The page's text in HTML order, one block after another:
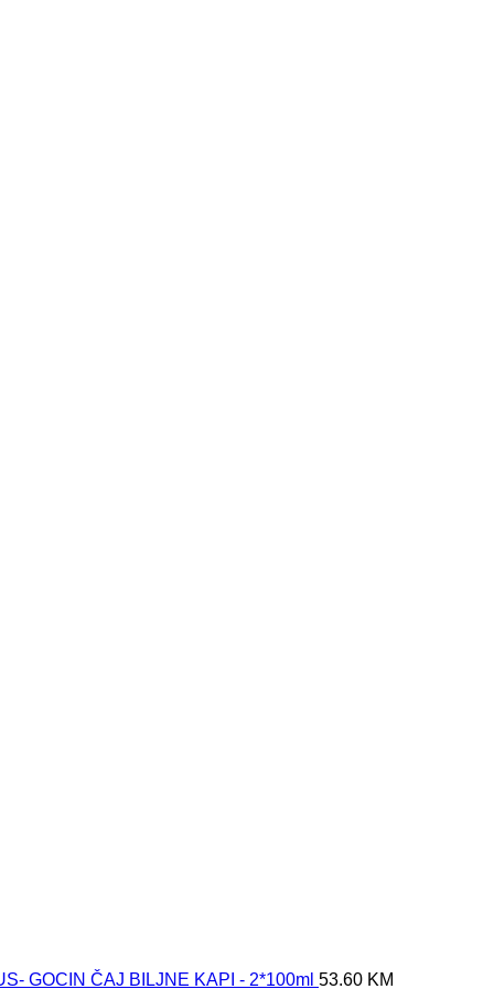
GOCIN ČAJ BILJNE KAPI - 2*100ml 53.60 KM